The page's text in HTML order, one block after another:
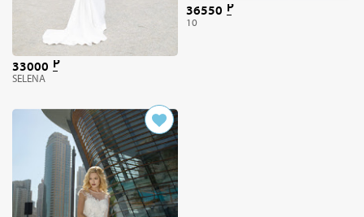
33000
SELENA
36550
10